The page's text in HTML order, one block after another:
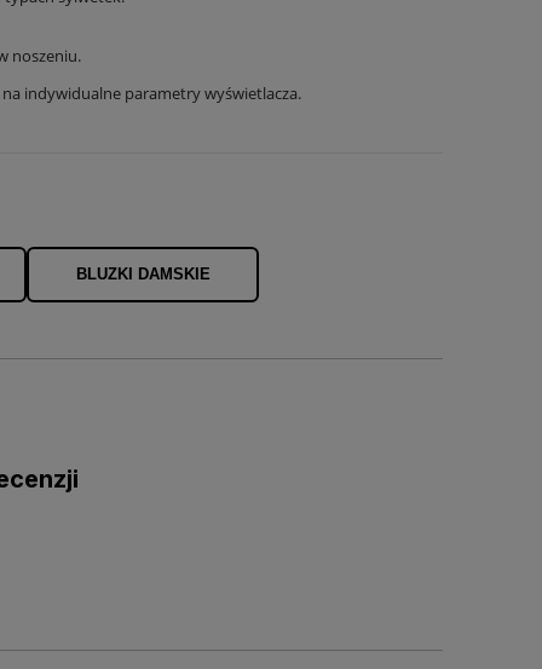
noszeniu.
indywidualne parametry wyświetlacza.
BLUZKI DAMSKIE